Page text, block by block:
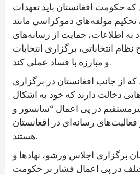
که حکومت افغانستان باید تعهدات
تحکیم مولفه‌های دموکراسی مانند
اطلاعات، حمایت از رسانه‌های
انتخاباتی، برگزاری انتخابات
و مبارزه با فساد عملی کند.
از جانب افغانستان در برگزاری
دخالت دارند که خود به اشکال
در پی اعمال “سانسور و
رسانه‌ای در افغانستان
هستند.
برگزاری اجلاس ورشو، نهادها و
در پی اعمال فشار بر حکومت